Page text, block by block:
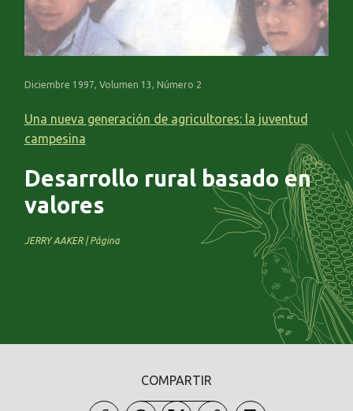
Diciembre 1997, Volumen 13, Número 2
Una nueva generación de agricultores: la juventud
campesina
Desarrollo rural basado en
valores
JERRY AAKER | Página
COMPARTIR